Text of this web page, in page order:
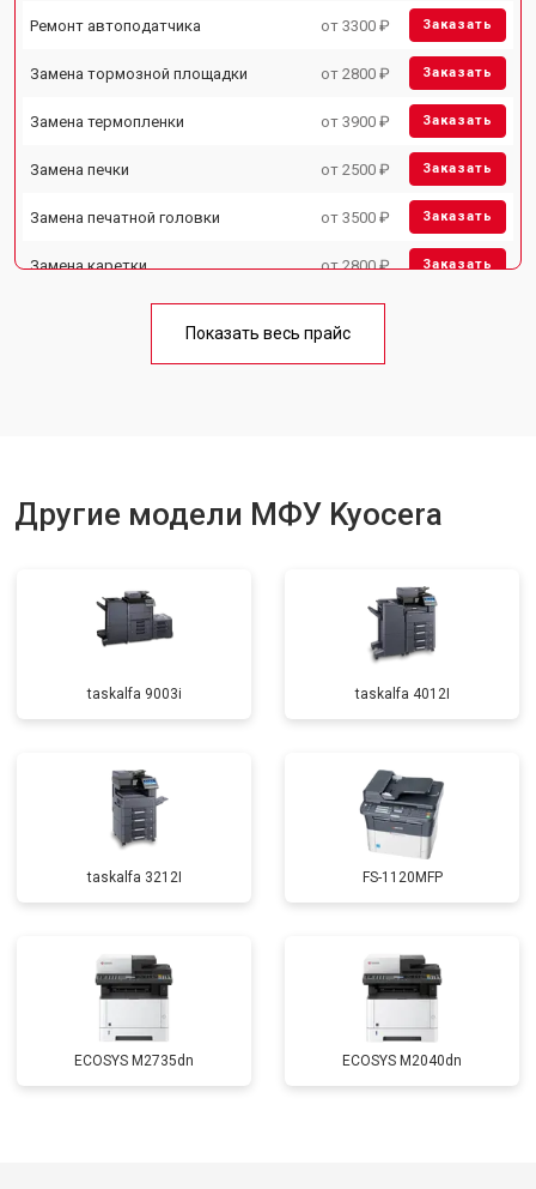
Ремонт автоподатчика от 3300 ₽ Заказать
Замена тормозной площадки от 2800 ₽ Заказать
Замена термопленки от 3900 ₽ Заказать
Замена печки от 2500 ₽ Заказать
Замена печатной головки от 3500 ₽ Заказать
Замена каретки от 2800 ₽ Заказать
Замена блока питания от 2500 ₽
Показать весь прайс
Другие модели МФУ Kyocera
taskalfa 9003i taskalfa 4012I
taskalfa 3212I FS-1120MFP
ECOSYS M2735dn ECOSYS M2040dn